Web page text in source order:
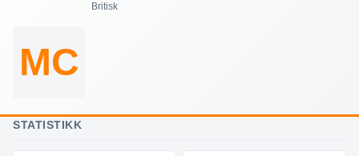
Britisk
MC
STATISTIKK